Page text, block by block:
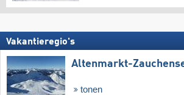
Vakantieregio's
Altenmarkt-
tonen